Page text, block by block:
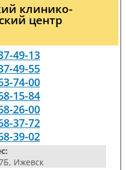
клинико-
центр
49-13
49-55
74-00
15-84
26-00
37-72
39-02
Ижевск